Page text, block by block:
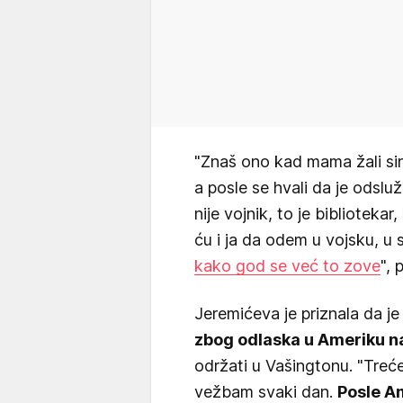
"Znaš ono kad mama žali
a posle se hvali da je
nije vojnik, to je
ću i ja da odem u vojsku, u
kako god se već to zove",
Jeremićeva je priznala da
zbog odlaska u Ameriku
održati u Vašingtonu.
vežbam svaki dan. Posle